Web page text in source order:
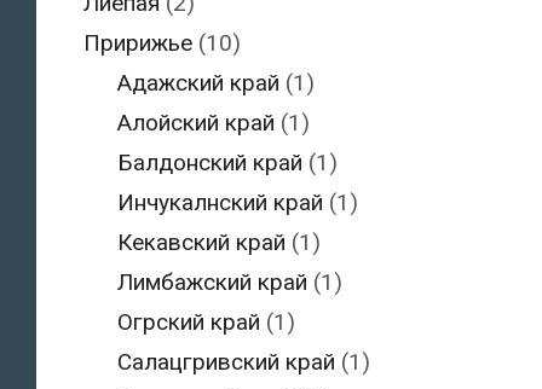
Пририжье(10)
Адажский край (1)
Алойский край (1)
Балдонский край (1)
Инчукалнский край (1)
Кекавский край (1)
Лимбажский край (1)
Огрский край (1)
Салацгривский край (1)